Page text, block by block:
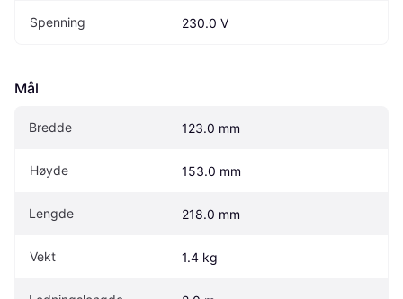
Spenning 230.0 V
Mål
Bredde 123.0 mm
Høyde 153.0 mm
Lengde 218.0 mm
Vekt 1.4 kg